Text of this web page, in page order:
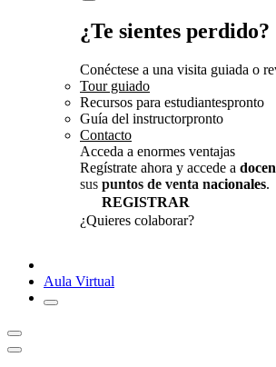
¿Te sientes perdido?
Conéctese a una visita guiada o
Tour guiado
Recursos para estudiantespronto
Guía del instructorpronto
Contacto
Acceda a enormes ventajas
Regístrate ahora y accede a
sus puntos de venta nacionales.
REGISTRAR
¿Quieres colaborar?
Aula Virtual